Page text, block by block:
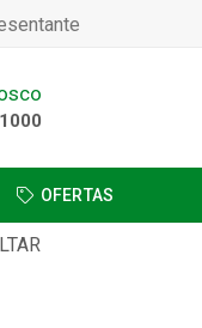
OFERTAS